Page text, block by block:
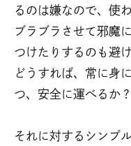
るのは嫌なので、使
ブラブラさせて邪魔
つけたりするのも避け
どうすれば、常に身
つ、安全に運べるか？
それに対するシンプ